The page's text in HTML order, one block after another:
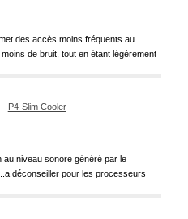
des accès moins fréquents au
de bruit, tout en étant légèrement
P4-Slim Cooler
niveau sonore généré par le
déconseiller pour les processeurs